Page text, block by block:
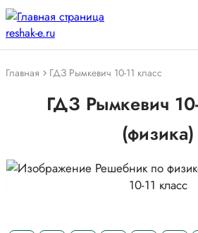
Главная ГДЗ Рымкевич 10-11 класс
ГДЗ Рымкевич
(физика)